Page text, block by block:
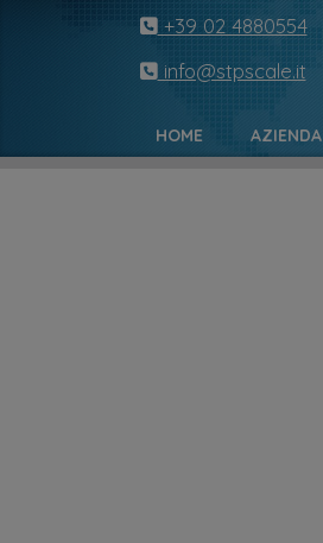
+39 02 4880554
info@stpscale.it
HOME AZIENDA